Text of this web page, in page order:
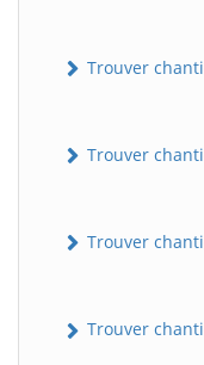
Trouver
Trouver
Trouver
Trouver